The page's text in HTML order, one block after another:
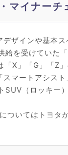
マイナーチ
ザインや基本ス
給を受けていた
X」「G」「Z
マートアシスト
SUV（ロッキー
ついてはトヨタ